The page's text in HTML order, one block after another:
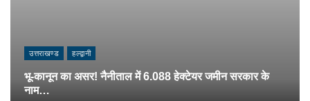
उत्तराखण्ड हल्द्वानी
भू-कानून का असर! नैनीताल में 6.088 हेक्टेयर जमीन सरकार के
नाम…